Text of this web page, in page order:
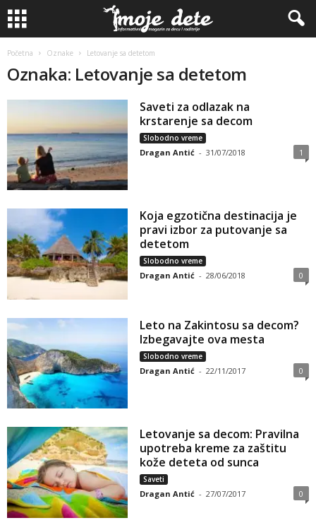
Početna Oznake Letovanje sa detetom
Oznaka: Letovanje sa detetom
Saveti za odlazak na
krstarenje sa decom
Slobodno vreme
Dragan Antić - 31/07/2018 1
Koja egzotična destinacija je
pravi izbor za putovanje sa
detetom
Slobodno vreme
Dragan Antić - 28/06/2018 0
Leto na Zakintosu sa decom?
Izbegavajte ova mesta
Slobodno vreme
Dragan Antić - 22/11/2017 0
Letovanje sa decom: Pravilna
upotreba kreme za zaštitu
kože deteta od sunca
Saveti
Dragan Antić - 27/07/2017 0